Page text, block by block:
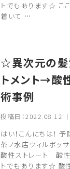
トでもあります☆ こ
着いて …
☆異次元の
トメント→酸
術事例
投稿日：2022.08.12
はい！こんにちは！
茶ノ水店ウィルボッ
酸性ストレート 酸性
トでもあります☆ 酸